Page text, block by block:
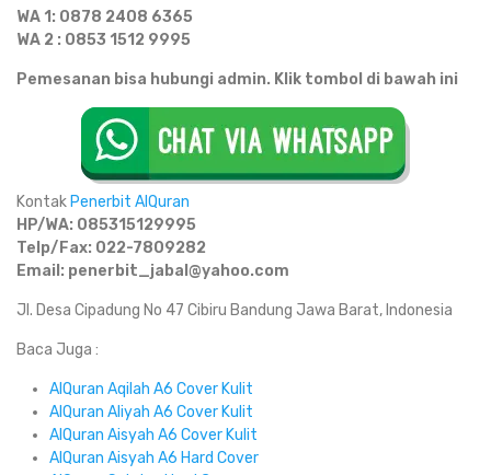
WA 1: 0878 2408 6365
WA 2 : 0853 1512 9995
Pemesanan bisa hubungi admin. Klik tombol di bawah ini
Kontak Penerbit AlQuran
HP/WA: 085315129995
Telp/Fax: 022-7809282
Email: penerbit_jabal@yahoo.com
Jl. Desa Cipadung No 47 Cibiru Bandung Jawa Barat, Indonesia
Baca Juga :
AlQuran Aqilah A6 Cover Kulit
AlQuran Aliyah A6 Cover Kulit
AlQuran Aisyah A6 Cover Kulit
AlQuran Aisyah A6 Hard Cover